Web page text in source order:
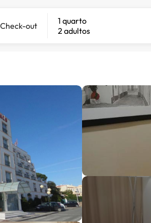
Check-out
1 quarto
2 adultos